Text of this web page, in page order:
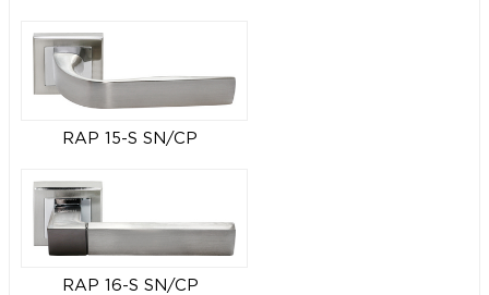
RAP 15-S SN/CP
RAP 16-S SN/CP